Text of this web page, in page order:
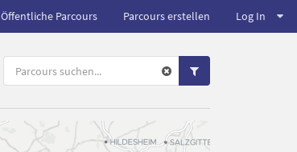
Öffentliche Parcours Parcours erstellen Log In